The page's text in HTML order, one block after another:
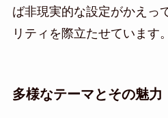
ば非現実的な設定がかえっ
リティを際立たせています。
多様なテーマとその魅力